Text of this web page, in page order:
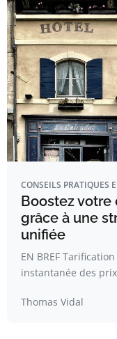
CONSEILS PRATIQUES
Boostez votre
grâce à une
unifiée
EN BREF
instantanée des
Thomas Vidal